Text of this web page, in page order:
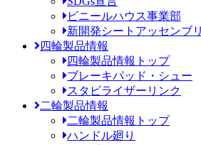
ビニールハウス事業部
新開発シートアッセンブ
四輪製品情報
四輪製品情報トップ
ブレーキパッド・シュー
スタビライザーリンク
二輪製品情報
二輪製品情報トップ
ハンドル廻り